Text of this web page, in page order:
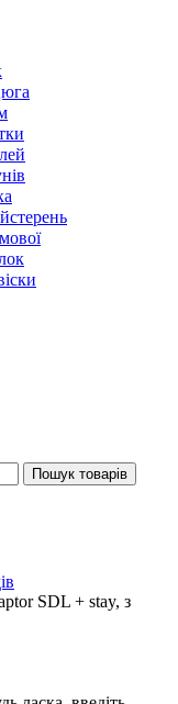
Пошук товарів
SDL + stay, з